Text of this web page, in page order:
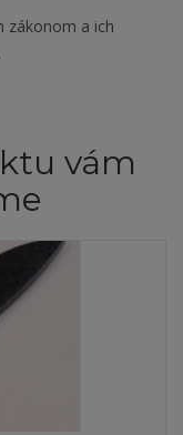
zákonom a ich
vám